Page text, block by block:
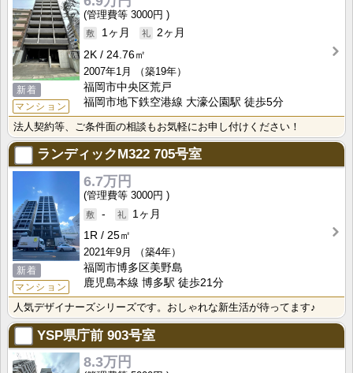
新着
マンション
3000円
1ヶ月
2ヶ月
2K
24.76㎡
2007年1月
（築19年）
福岡市中央区荒戸
福岡市地下鉄空港線 大濠公園駅 徒歩5分
法人契約等、ご条件面の相談もお気軽にお申し付けください！
ランディックM322 705号室
新着
マンション
6.7万円
3000円
-
1ヶ月
1R
25㎡
2021年9月
（築4年）
福岡市博多区美野島
鹿児島本線 博多駅 徒歩21分
人気デザイナーズシリーズです。おしゃれな新生活が待ってます♪
YSP県庁前 903号室
8.3万円